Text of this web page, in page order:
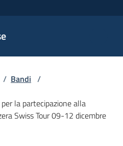
/ Bandi /
la partecipazione alla
Swiss Tour 09-12 dicembre